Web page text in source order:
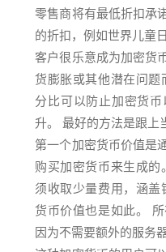
零售商将有最低折扣承
的折扣，例如世界儿童日
客户很乐意成为加密货
货膨胀或其他潜在问
分比可以防止加密货
升。 最好的方法是跟上
第一个加密货币价值是
购买加密货币来生成
须收取少量费用，涵
货币价值也是如此。
因为不需要额外的服务